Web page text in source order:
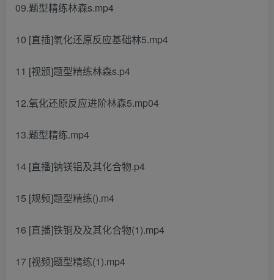
09.题型精练林森s.mp4
10 [直插]氧化还原反应基础林5.mp4
11 [视颁]题型精练林森s.p4
12.氧化还原反应进阶林森5.mp04
13.题型精练.mp4
14 [直播]钠镁铝及其化合物.p4
15 [规频]题型精练().m4
16 [直播]铁铜及及其化合物(1).mp4
17 [视频]题型精练(1).mp4